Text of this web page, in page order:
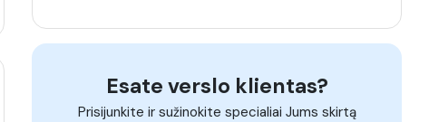
Esate verslo klientas?
Prisijunkite ir sužinokite specialiai Jums skirtą